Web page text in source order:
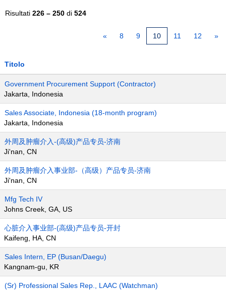
Risultati 226 – 250 di 524
« 8 9 10 11 12 »
Titolo
Government Procurement Support (Contractor)
Jakarta, Indonesia
Sales Associate, Indonesia (18-month program)
Jakarta, Indonesia
外周及肿瘤介入-(高级)产品专员-济南
Ji'nan, CN
外周及肿瘤介入事业部-（高级）产品专员-济南
Ji'nan, CN
Mfg Tech IV
Johns Creek, GA, US
心脏介入事业部-(高级)产品专员-开封
Kaifeng, HA, CN
Sales Intern, EP (Busan/Daegu)
Kangnam-gu, KR
(Sr) Professional Sales Rep., LAAC (Watchman)